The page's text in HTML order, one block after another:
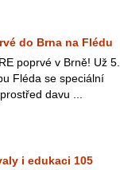
do Brna na Flédu
poprvé v Brně! Už 5.
Fléda se speciální
davu ...
i edukaci 105